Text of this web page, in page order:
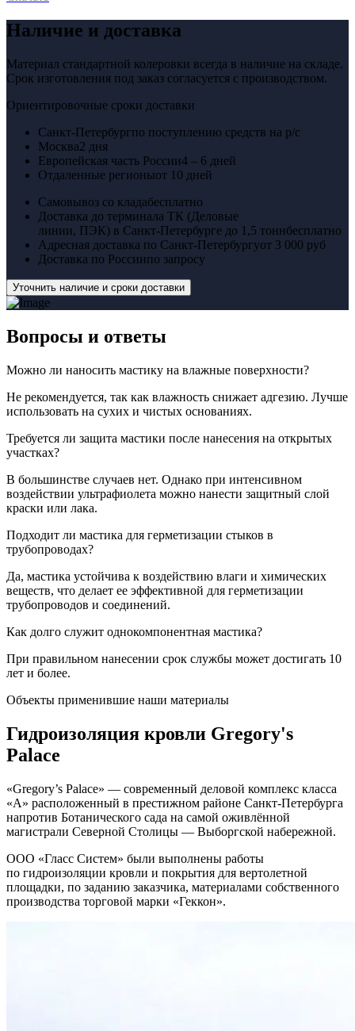
Наличие и доставка
Материал стандартной колеровки всегда в наличие на складе.
Срок изготовления под заказ согласуется с производством.
Ориентировочные сроки доставки
Санкт-Петербургпо поступлению средств на р/с
Москва2 дня
Европейская часть России4 – 6 дней
Отдаленные регионыот 10 дней
Самовывоз со кладабесплатно
Доставка до терминала ТК (Деловые
линии, ПЭК) в Санкт-Петербурге до 1,5 тоннбесплатно
Адресная доставка по Санкт-Петербургуот 3 000 руб
Доставка по Россиипо запросу
Уточнить наличие и сроки доставки
Вопросы и ответы
Можно ли наносить мастику на влажные поверхности?
Не рекомендуется, так как влажность снижает адгезию. Лучше
использовать на сухих и чистых основаниях.
Требуется ли защита мастики после нанесения на открытых
участках?
В большинстве случаев нет. Однако при интенсивном
воздействии ультрафиолета можно нанести защитный слой
краски или лака.
Подходит ли мастика для герметизации стыков в
трубопроводах?
Да, мастика устойчива к воздействию влаги и химических
веществ, что делает ее эффективной для герметизации
трубопроводов и соединений.
Как долго служит однокомпонентная мастика?
При правильном нанесении срок службы может достигать 10
лет и более.
Объекты применившие наши материалы
Гидроизоляция кровли Gregory's
Palace
«Gregory’s Palace» — современный деловой комплекс класса
«A» расположенный в престижном районе Санкт-Петербурга
напротив Ботанического сада на самой оживлённой
магистрали Северной Столицы — Выборгской набережной.
ООО «Гласс Систем» были выполнены работы
по гидроизоляции кровли и покрытия для вертолетной
площадки, по заданию заказчика, материалами собственного
производства торговой марки «Геккон».